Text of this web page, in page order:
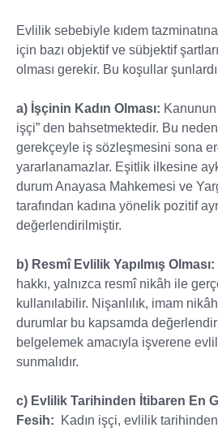
Evlilik sebebiyle kıdem
için bazı objektif ve sübjektif
olması gerekir. Bu koşullar
a) İşçinin Kadın Olması: Kanunun
işçi” den bahsetmektedir. Bu
gerekçeyle iş sözleşmesini sona
yararlanamazlar. Eşitlik ilkesine
durum Anayasa Mahkemesi ve
tarafından kadına yönelik pozitif
değerlendirilmiştir.
b) Resmî Evlilik Yapılmış Olması:
hakkı, yalnızca resmî nikâh ile
kullanılabilir. Nişanlılık, imam
durumlar bu kapsamda
belgelemek amacıyla işverene
sunmalıdır.
c) Evlilik Tarihinden İtibaren En
Fesih:
Kadın işçi, evlilik